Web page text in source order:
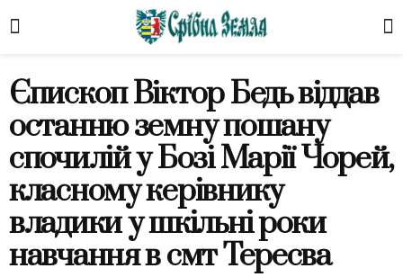
Єпископ Віктор Бедь віддав
останню земну пошану
спочилій у Бозі Марії Чорей,
класному керівнику
владики у шкільні роки
навчання в смт Тересва